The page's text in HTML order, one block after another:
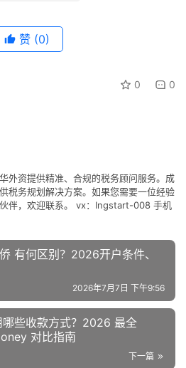
赞 (0)
0 0
外资提供精准、合规的税务顾问服务。成
税务规划解决方案。如果您需要一位经验
伴，欢迎联系。 vx：Ingstart-008 手机
2026年7月7日 下午9:56
些收款方式？2026 最全
对比指南
下一篇